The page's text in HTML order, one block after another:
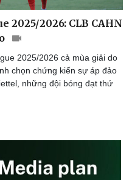
2025/2026: CLB CAHN
2025/2026 cả mùa giải do
chọn chứng kiến sự áp đảo
những đội bóng đạt thứ